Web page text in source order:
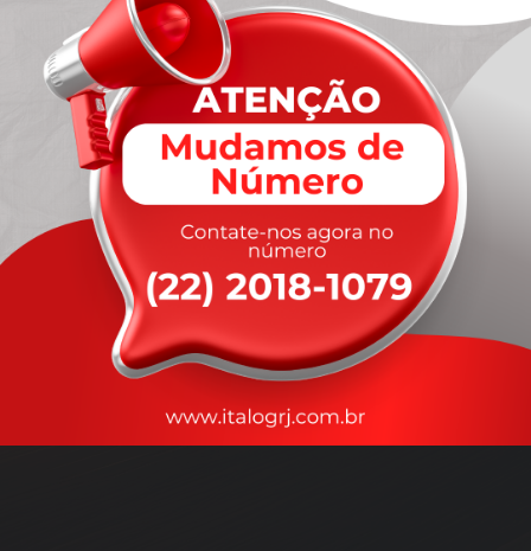
rapidez
que você precisa,
com a qualidade que vocêmerece.
Nossos motoristas são treinados para garantir a máxima
durante o transporte, com rastreamento em tempo real.